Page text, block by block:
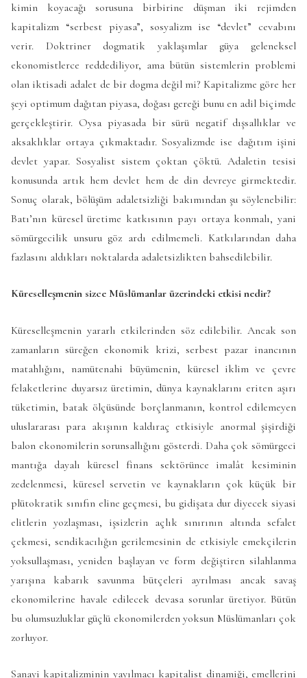
kimin koyacağı sorusuna birbirine düşman iki rejimden
kapitalizm “serbest piyasa”, sosyalizm ise “devlet” cevabını
verir. Doktriner dogmatik yaklaşımlar güya geleneksel
ekonomistlerce reddediliyor, ama bütün sistemlerin problemi
olan iktisadi adalet de bir dogma değil mi? Kapitalizme göre her
şeyi optimum dağıtan piyasa, doğası gereği bunu en adil biçimde
gerçekleştirir. Oysa piyasada bir sürü negatif dışsallıklar ve
aksaklıklar ortaya çıkmaktadır. Sosyalizmde ise dağıtım işini
devlet yapar. Sosyalist sistem çoktan çöktü. Adaletin tesisi
konusunda artık hem devlet hem de din devreye girmektedir.
Sonuç olarak, bölüşüm adaletsizliği bakımından şu söylenebilir:
Batı’nın küresel üretime katkısının payı ortaya konmalı, yani
sömürgecilik unsuru göz ardı edilmemeli. Katkılarından daha
fazlasını aldıkları noktalarda adaletsizlikten bahsedilebilir.
Küreselleşmenin sizce Müslümanlar üzerindeki etkisi nedir?
Küreselleşmenin yararlı etkilerinden söz edilebilir. Ancak son
zamanların süreğen ekonomik krizi, serbest pazar inancının
matahlığını, namütenahi büyümenin, küresel iklim ve çevre
felaketlerine duyarsız üretimin, dünya kaynaklarını eriten aşırı
tüketimin, batak ölçüsünde borçlanmanın, kontrol edilemeyen
uluslararası para akışının kaldıraç etkisiyle anormal şişirdiği
balon ekonomilerin sorunsallığını gösterdi. Daha çok sömürgeci
mantığa dayalı küresel finans sektörünce imalât kesiminin
zedelenmesi, küresel servetin ve kaynakların çok küçük bir
plütokratik sınıfın eline geçmesi, bu gidişata dur diyecek siyasi
elitlerin yozlaşması, işsizlerin açlık sınırının altında sefalet
çekmesi, sendikacılığın gerilemesinin de etkisiyle emekçilerin
yoksullaşması, yeniden başlayan ve form değiştiren silahlanma
yarışına kabarık savunma bütçeleri ayrılması ancak savaş
ekonomilerine havale edilecek devasa sorunlar üretiyor. Bütün
bu olumsuzluklar güçlü ekonomilerden yoksun Müslümanları çok
zorluyor.
Sanayi kapitalizminin yayılmacı kapitalist dinamiği, emellerini